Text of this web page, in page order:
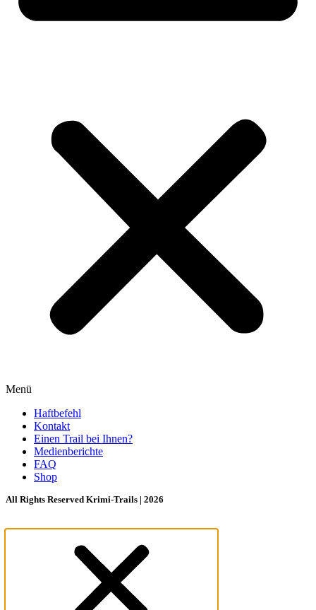
Menü
Haftbefehl
Kontakt
Einen Trail bei Ihnen?
Medienberichte
FAQ
Shop
All Rights Reserved Krimi-Trails | 2026